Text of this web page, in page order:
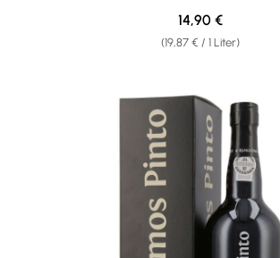
(19,87 € / 1 Liter)
Regulärer Preis:
14,90 €